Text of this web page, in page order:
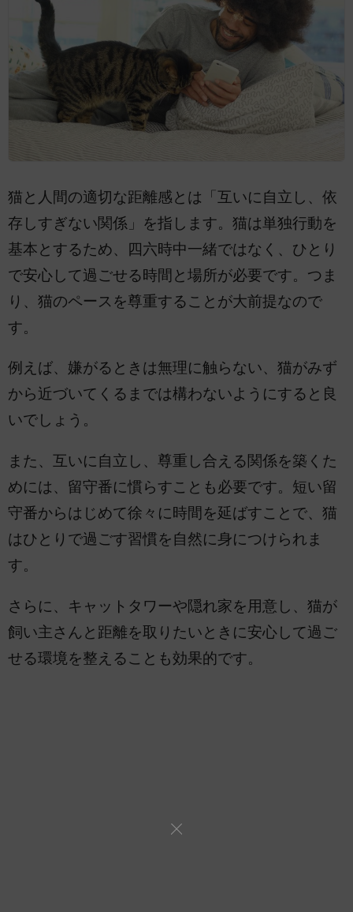
猫と人間の適切な距離感とは「互いに自立し、依
存しすぎない関係」を指します。猫は単独行動を
基本とするため、四六時中一緒ではなく、ひとり
で安心して過ごせる時間と場所が必要です。つま
り、猫のペースを尊重することが大前提なので
す。
例えば、嫌がるときは無理に触らない、猫がみず
から近づいてくるまでは構わないようにすると良
いでしょう。
また、互いに自立し、尊重し合える関係を築くた
めには、留守番に慣らすことも必要です。短い留
守番からはじめて徐々に時間を延ばすことで、猫
はひとりで過ごす習慣を自然に身につけられま
す。
さらに、キャットタワーや隠れ家を用意し、猫が
飼い主さんと距離を取りたいときに安心して過ご
せる環境を整えることも効果的です。